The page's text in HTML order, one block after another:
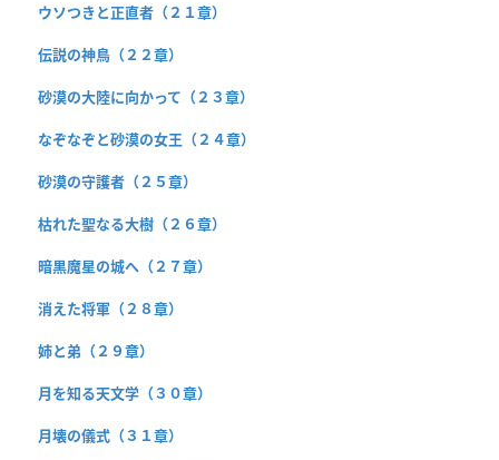
ウソつきと正直者（２１章）
伝説の神鳥（２２章）
砂漠の大陸に向かって（２３章）
なぞなぞと砂漠の女王（２４章）
砂漠の守護者（２５章）
枯れた聖なる大樹（２６章）
暗黒魔星の城へ（２７章）
消えた将軍（２８章）
姉と弟（２９章）
月を知る天文学（３０章）
月壊の儀式（３１章）